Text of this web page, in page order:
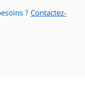
? Contactez-